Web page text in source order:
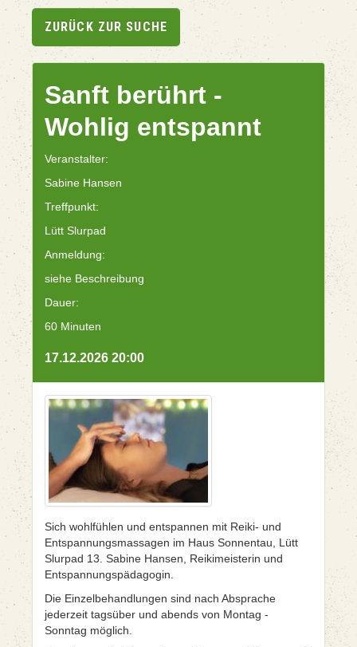
ZURÜCK ZUR SUCHE
Sanft berührt -
Wohlig entspannt
Veranstalter:
Sabine Hansen
Treffpunkt:
Lütt Slurpad
Anmeldung:
siehe Beschreibung
Dauer:
60 Minuten
17.12.2026 20:00
Sich wohlfühlen und entspannen mit Reiki- und
Entspannungsmassagen im Haus Sonnentau, Lütt
Slurpad 13. Sabine Hansen, Reikimeisterin und
Entspannungspädagogin.
Die Einzelbehandlungen sind nach Absprache
jederzeit tagsüber und abends von Montag -
Sonntag möglich.